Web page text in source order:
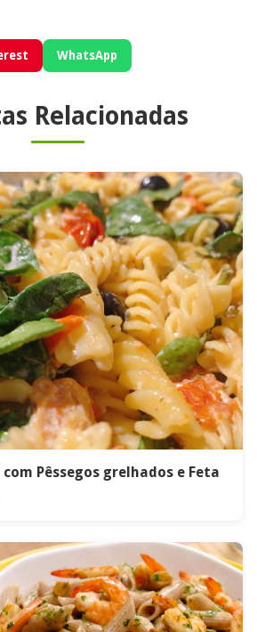
WhatsApp
Relacionadas
Pêssegos grelhados e Feta